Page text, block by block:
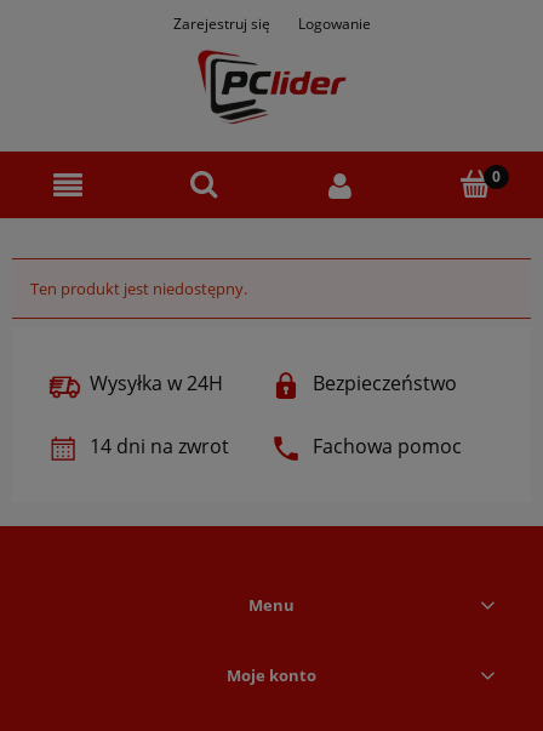
Zarejestruj się Logowanie
Ten produkt jest niedostępny.
Wysyłka w 24H Bezpieczeństwo
14 dni na zwrot Fachowa pomoc
Menu
Moje konto